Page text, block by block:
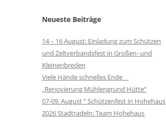
Neueste Beiträge
14 – 16 August: Einladung zum Schützen
und Zeltverbandsfest in Großen- und
Kleinenbreden
Viele Hände schnelles Ende
„Renovierung Mühlengrund Hütte“
07-09. August “ Schützenfest in Hohehaus
2026 Stadtradeln: Team Hohehaus